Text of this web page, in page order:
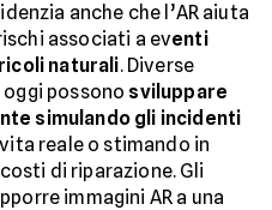
anche che l’AR aiuta
associati a eventi
naturali. Diverse
possono sviluppare
simulando gli incidenti
reale o stimando in
di riparazione. Gli
immagini AR a una